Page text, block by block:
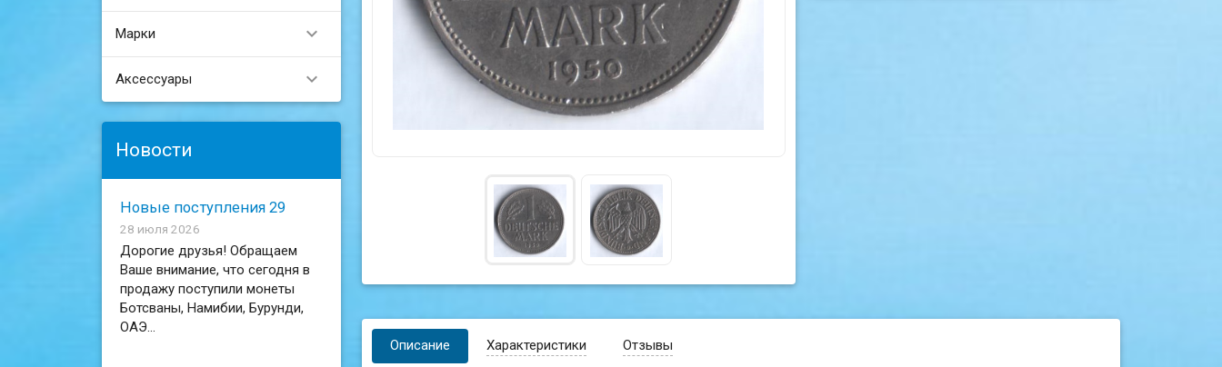
Марки 
Аксессуары 
Новости
Новые поступления 29
28 июля 2026
Дорогие друзья! Обращаем
Ваше внимание, что сегодня в
продажу поступили монеты
Ботсваны, Намибии, Бурунди,
ОАЭ...
Описание Характеристики Отзывы